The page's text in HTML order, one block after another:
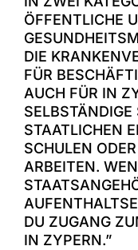
ÖFFENTLICHE
DIE
FÜR
AUCH FÜR IN
STAATLICHEN
SCHULEN
ARBEITEN.
DU ZUGANG
IN ZYPERN.”